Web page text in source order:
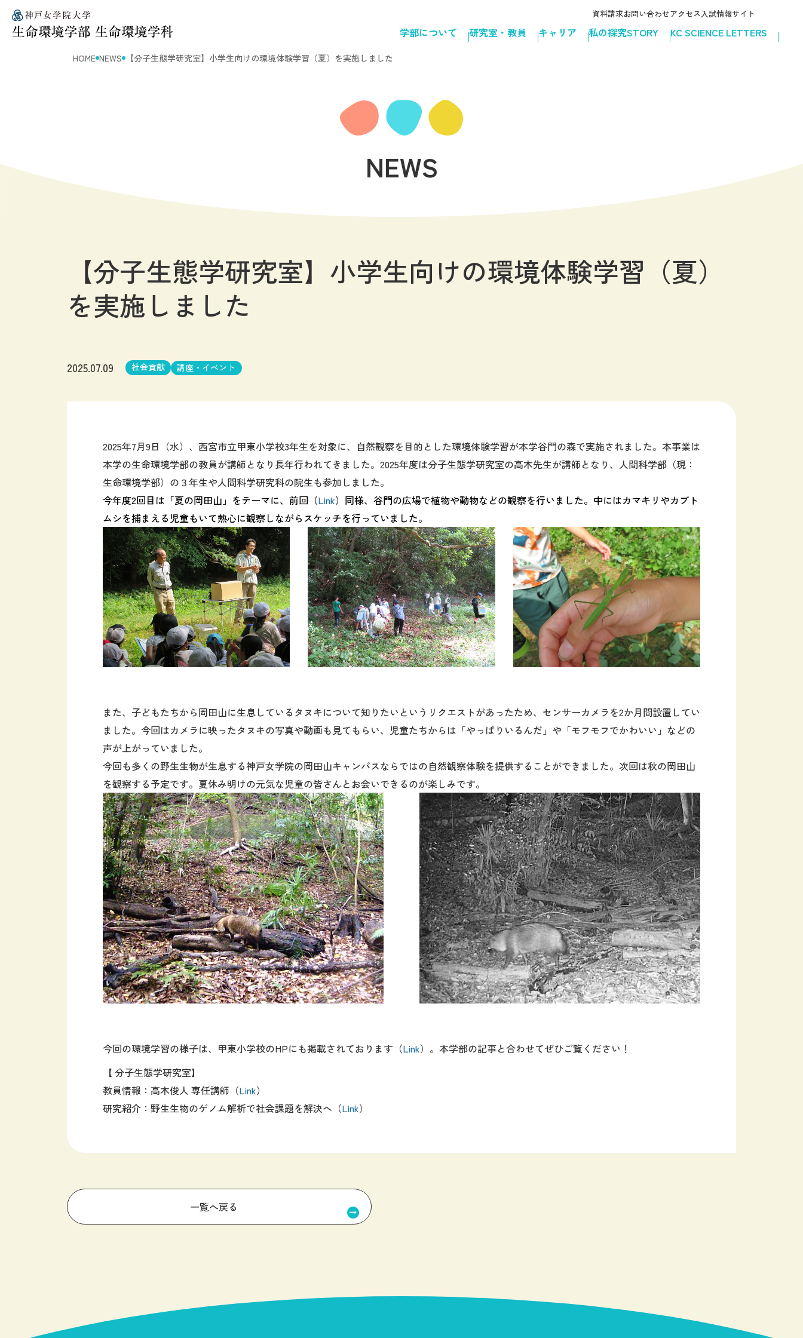
学部について 研究室・教員 キャリア 私の探究STORY KC SCIENCE LETTERS
入試情報サイト
アクセス
お問い合わせ
資料請求
HOME NEWS 【分子生態学研究室】小学生向けの環境体験学習（夏）を実施しました
NEWS
【分子生態学研究室】小学生向けの環境体験学習（夏）
を実施しました
2025.07.09 社会貢献 講座・イベント
2025年7月9日（水）、西宮市立甲東小学校3年生を対象に、自然観察を目的とした環境体験学習が本学谷門の森で実施されました。 本事業は
本学の生命環境学部の教員が講師となり長年行われてきました。 2025年度は分子生態学研究室の高木先生が講師となり 、 人間科学部（現：
生命環境学部） の ３年生や人間科学研究科の院生も参加しました。
今年度2回目は「夏の岡田山」をテーマに、前回 （Link） 同様、 谷門の広場で植物や動物などの観察を行いました。 中にはカマキリやカブト
ムシを捕まえる児童もいて熱心に観察しながらスケッチを行っていました。
また、子どもたちから岡田山に生息しているタヌキについて知りたいというリクエストがあったため、 センサーカメラを2か月間設置してい
ました。今回はカメラに映ったタヌキの写真や動画も見てもらい、児童たちからは「やっぱりいるんだ」や「モフモフでかわいい 」 などの
声が上がっていました。
今回も多くの野生生物が生息する神戸女学院の岡田山キャンパスならではの自然観察体験を提供することができました。 次回は秋の岡田山
を観察する予定です。 夏休み明けの元気な児童の皆さんとお会いできるのが楽しみです。
今回の環境学習の様子は、甲東小学校のHPにも掲載されております（Link）。本学部の記事と合わせてぜひご覧ください！
【 分子生態学研究室】
教員情報：高木俊人 専任講師（Link）
研究紹介：野生生物のゲノム解析で社会課題を解決へ（Link）
一覧へ戻る